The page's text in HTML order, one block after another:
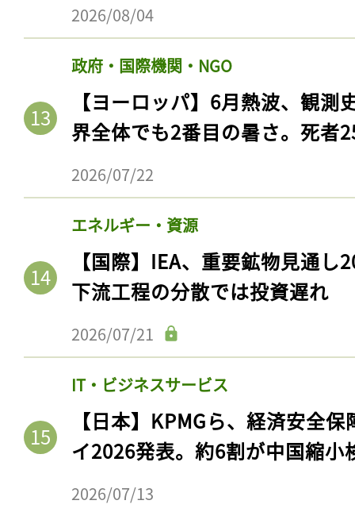
2026/08/04
政府・国際機関・NGO
【ヨーロッパ】6月熱波、観
界全体でも2番目の暑さ。死者
2026/07/22
エネルギー・資源
【国際】IEA、重要鉱物見通
下流工程の分散では投資遅れ
2026/07/21
IT・ビジネスサービス
【日本】KPMGら、経済安全
イ2026発表。約6割が中国縮小
2026/07/13